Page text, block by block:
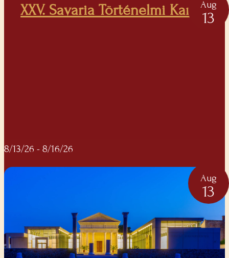
XXV. Savaria Történelmi Karnevál
Aug
13
8/13/26 - 8/16/26
Aug
13